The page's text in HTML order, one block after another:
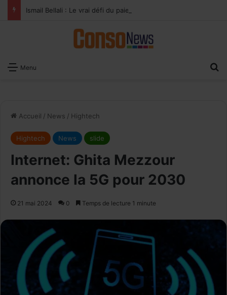
Menu
Accueil / News / Hightech
Hightech News slide
Internet: Ghita Mezzour
annonce la 5G pour 2030
21 mai 2024 0 Temps de lecture 1 minute
Recevoir notre